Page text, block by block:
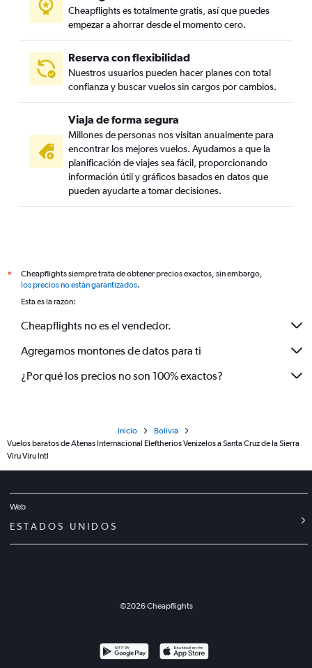
Cheapflights es totalmente gratis, así que puedes
empezar a ahorrar desde el momento cero.
Reserva con flexibilidad
Nuestros usuarios pueden hacer planes con total
confianza y buscar vuelos sin cargos por cambios.
Viaja de forma segura
Millones de personas nos visitan anualmente para
encontrar los mejores vuelos. Ayudamos a que la
planificación de viajes sea fácil, proporcionando
información útil y gráficos basados en datos que
pueden ayudarte a tomar decisiones.
*
Cheapflights siempre trata de obtener precios exactos, sin embargo,
los precios no están garantizados.
Esta es la razón:
Cheapflights no es el vendedor.
Agregamos montones de datos para ti
¿Por qué los precios no son 100% exactos?
Inicio
Bolivia
Vuelos baratos de Atenas Internacional Eleftherios Venizelos a Santa Cruz de la Sierra
Viru Viru Intl
Web
ESTADOS UNIDOS
©2026Cheapflights